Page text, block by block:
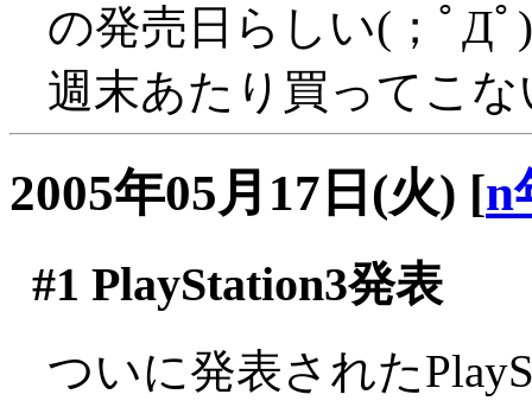
の発売日らしい(；ﾟДﾟ)
週末あたり買ってこ
2005年05月17日(火) [n
#1 PlayStation3発表
ついに発表された